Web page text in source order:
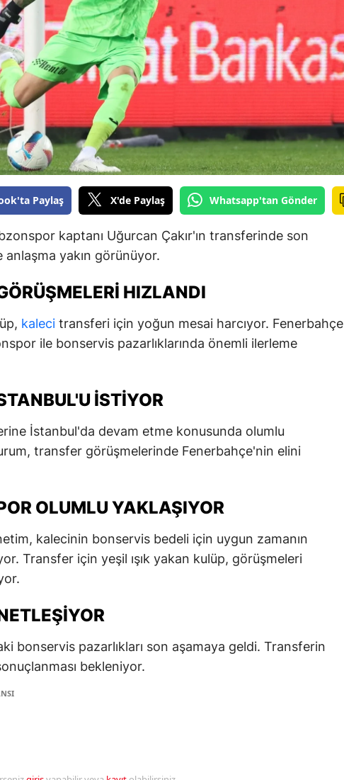
Bilecik
Bingöl
Bitlis
Burdur
Bursa
Çanakkale
Çankırı
Çorum
Erzincan
Eskişehir
Giresun
Gümüşhane
Hakkari
Isparta
Mersin
Paylaş X'de Paylaş Whatsapp'tan Gönder
kaptanı Uğurcan Çakır'ın transferinde son
anlaşma yakın görünüyor.
HIZLANDI
kaleci transferi için yoğun mesai harcıyor. Fenerbahçe
ile bonservis pazarlıklarında önemli ilerleme
İSTIYOR
İstanbul'da devam etme konusunda olumlu
transfer görüşmelerinde Fenerbahçe'nin elini
OLUMLU YAKLAŞIYOR
kalecinin bonservis bedeli için uygun zamanın
Transfer için yeşil ışık yakan kulüp, görüşmeleri
bonservis pazarlıkları son aşamaya geldi. Transferin
bekleniyor.